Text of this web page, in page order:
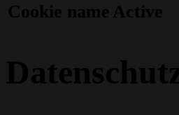
Cookie name Active